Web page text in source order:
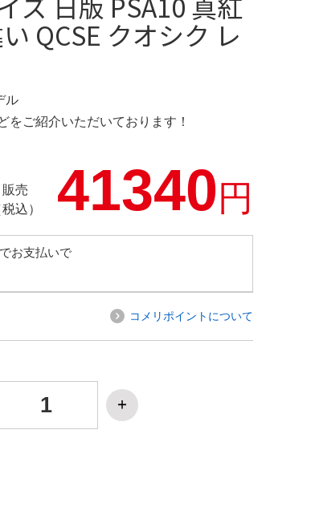
QCSE クオシク レ
ル
をご紹介いただいております！
売
込）
41340円
お支払いで
コメリポイントについて